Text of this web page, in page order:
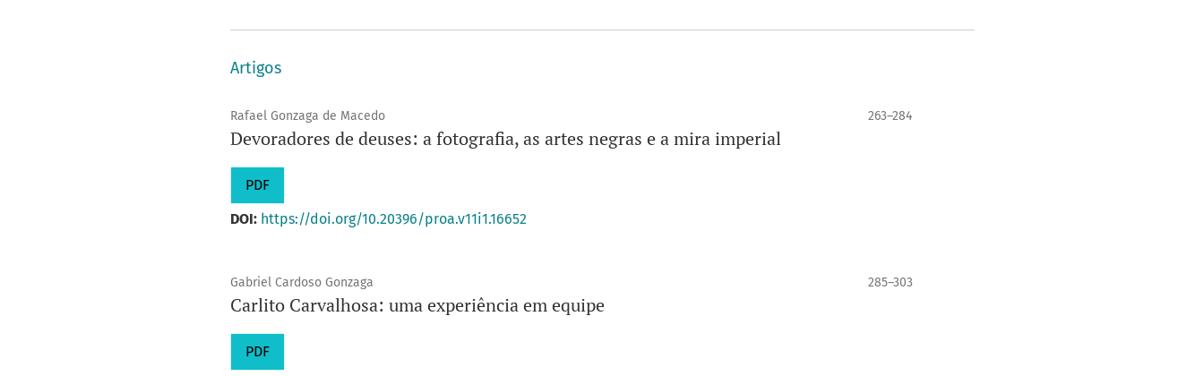
Artigos
Rafael Gonzaga de Macedo 263–284
Devoradores de deuses: a fotografia, as artes negras e a mira imperial
PDF
DOI: https://doi.org/10.20396/proa.v11i1.16652
Gabriel Cardoso Gonzaga 285–303
Carlito Carvalhosa: uma experiência em equipe
PDF